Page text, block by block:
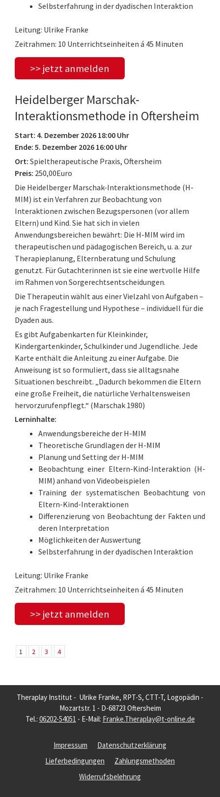
Selbsterfahrung in der dyadischen Interaktion
Leitung: Ulrike Franke
Zeitrahmen: 10 Unterrichtseinheiten á 45 Minuten
>> jetzt anmelden
Heidelberger Marschak-
Interaktionsmethode in Oftersheim
Start: 4. Dezember 2026 18:00 Uhr
Ende: 5. Dezember 2026 16:00 Uhr
Ort: Spieltherapeutische Praxis, Oftersheim
Preis: 250,00Euro
Die Heidelberger Marschak-Interaktionsmethode (H-
MIM) ist ein Verfahren zur Beobachtung von
Interaktionen zwischen Bezugspersonen (vor allem
Eltern) und Kind. Sie hat sich in vielen
Anwendungsbereichen bewährt: Die H-MIM wird im
therapeutischen und pädagogischen Bereich, u. a. zur
Therapieplanung, Elternberatung und Schulung
genutzt. Für Gutachterinnen ist sie eine wertvolle Hilfe
im Rahmen von Sorgerechtsentscheidungen.
Die Therapeutin wählt aus einer Vielzahl von Aufgaben –
je nach Fragestellung und Hypothese – individuell für die
Dyaden aus.
Es gibt Aufgabenkarten für Kleinkinder,
Kindergartenkinder, Schulkinder und Jugendliche. Jede
Karte enthält die Anleitung zu einer Aufgabe. Die
Anweisung ist so formuliert, dass sie alltagsnahe
Situationen beschreibt. „Dadurch bekommen die Eltern
eine große Freiheit, die natürliche Verhaltensweisen
hervorzurufenpflegt.“ (Marschak 1980)
Lerninhalte:
Anwendungsbereiche der H-MIM
Theoretische Grundlagen der H-MIM
Planung und Setting der H-MIM
Beobachtung einer Eltern-Kind-Interaktion (H-
MIM) anhand von Videobeispielen
Training der systematischen Beobachtung von
Eltern-Kind-Interaktionen
Differenzierung von Beobachtung der Fakten und
deren Interpretation
Möglichkeiten der Auswertung
Selbsterfahrung in der dyadischen Interaktion
Leitung: Ulrike Franke
Zeitrahmen: 10 Unterrichtseinheiten á 45 Minuten
>> jetzt anmelden
1 2 3 4
Theraplay Institut - Ulrike Franke, RPT-S, CTT-T, Logopädin -
Mozartstr. 1 - D-68723 Oftersheim
Tel.: 06202-54051 - E-Mail: Franke.Theraplay@t-online.de
Impressum
Datenschutzerklärung
Lieferbedingungen
Zahlungsmethoden
Widerrufsbelehrung